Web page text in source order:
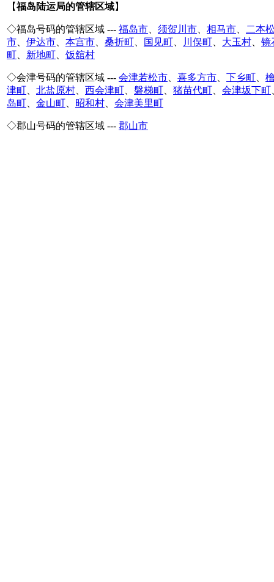
【福岛陆运局的管辖区域】
◇福岛号码的管辖区域 --- 福岛市 须贺川市 相马市
二本
市
伊达市 本宫市 桑折町 国见町 川俣町 大玉村
镜
町
新地町 饭舘村
◇会津号码的管辖区域 --- 会津若松市 喜多方市 下乡町
津町
北盐原村 西会津町 磐梯町 猪苗代町 会津坂下町
岛町
金山町 昭和村 会津美里町
◇郡山号码的管辖区域 --- 郡山市